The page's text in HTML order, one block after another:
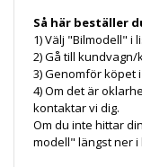
Så här beställer
1) Välj "Bilmodell" i
2) Gå till kundvagn/
3) Genomför köpet
4) Om det är
kontaktar vi dig.
Om du inte hittar
modell" längst ner i